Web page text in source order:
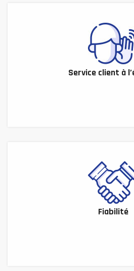
Service client à
Fiabilité